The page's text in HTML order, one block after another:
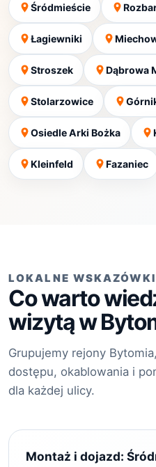
Śródmieście
Łagiewniki
Stroszek Dąbrowa
Stolarzowice
Osiedle Arki Bożka
Kleinfeld Fazaniec
LOKALNE
Co warto
wizytą w
Grupujemy rejony
dostępu, okablowania i
dla każdej ulicy.
Montaż i dojazd: